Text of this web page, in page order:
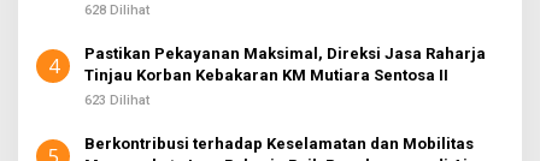
628 Dilihat
4
Pastikan Pekayanan Maksimal, Direksi Jasa Raharja
Tinjau Korban Kebakaran KM Mutiara Sentosa II
623 Dilihat
Berkontribusi terhadap Keselamatan dan Mobilitas